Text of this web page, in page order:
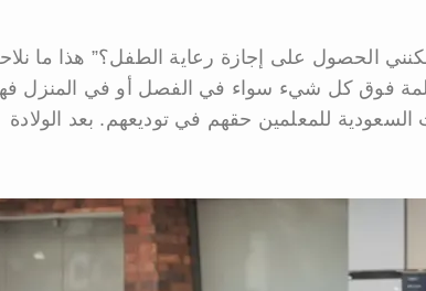
الحصول على إجازة رعاية الطفل؟” هذا ما
فوق كل شيء سواء في الفصل أو في المنزل
للمعلمين حقهم في توديعهم. بعد الولادة